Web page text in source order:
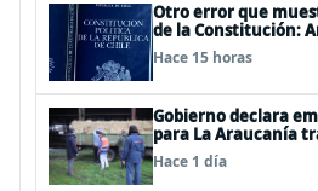
Otro error que
de la Constitución:
resguardar la
proteger a los
Hace 15 horas
Gobierno declara
para La Araucanía
de sistemas frontales
Hace 1 día